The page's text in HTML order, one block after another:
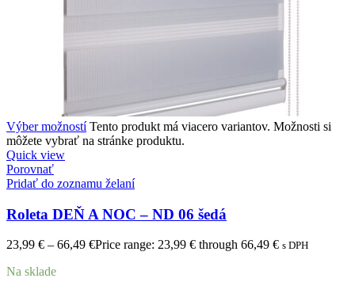
Výber možností Tento produkt má viacero variantov. Možnosti si
môžete vybrať na stránke produktu.
Quick view
Porovnať
Pridať do zoznamu želaní
Roleta DEŇ A NOC – ND 06 šedá
23,99 € – 66,49 €Price range: 23,99 € through 66,49 € s DPH
Na sklade